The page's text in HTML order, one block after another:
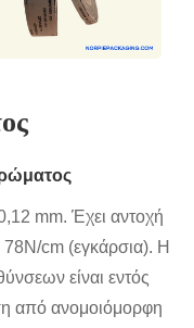
mm. Έχει αντοχή
cm (εγκάρσια). Η
είναι εντός
από ανομοιόμορφη